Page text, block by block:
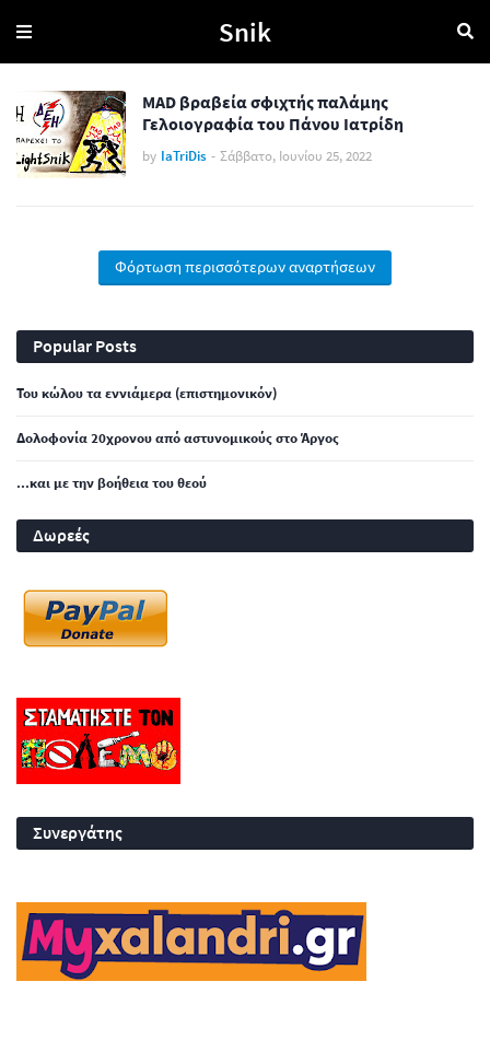
Snik
MAD βραβεία σφιχτής παλάμης
Γελοιογραφία του Πάνου Ιατρίδη
by IaTriDis - Σάββατο, Ιουνίου 25, 2022
Φόρτωση περισσότερων αναρτήσεων
Popular Posts
Του κώλου τα εννιάμερα (επιστημονικόν)
Δολοφονία 20χρονου από αστυνομικούς στο Άργος
...και με την βοήθεια του θεού
Δωρεές
Συνεργάτης